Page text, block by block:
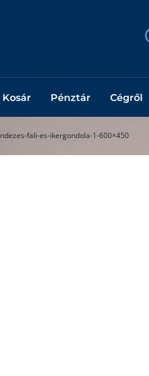
Kosár Pénztár Cégről
fali-es-ikergondola-1-600×450